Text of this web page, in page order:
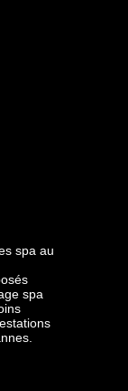
spa au
spa